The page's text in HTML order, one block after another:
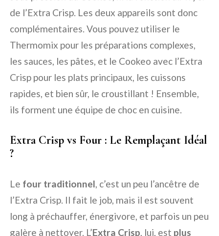
de l’Extra Crisp. Les deux appareils sont donc
complémentaires. Vous pouvez utiliser le
Thermomix pour les préparations complexes,
les sauces, les pâtes, et le Cookeo avec l’Extra
Crisp pour les plats principaux, les cuissons
rapides, et bien sûr, le croustillant ! Ensemble,
ils forment une équipe de choc en cuisine.
Extra Crisp vs Four : Le Remplaçant Idéal
?
Le four traditionnel, c’est un peu l’ancêtre de
l’Extra Crisp. Il fait le job, mais il est souvent
long à préchauffer, énergivore, et parfois un peu
galère à nettoyer. L’Extra Crisp, lui, est plus